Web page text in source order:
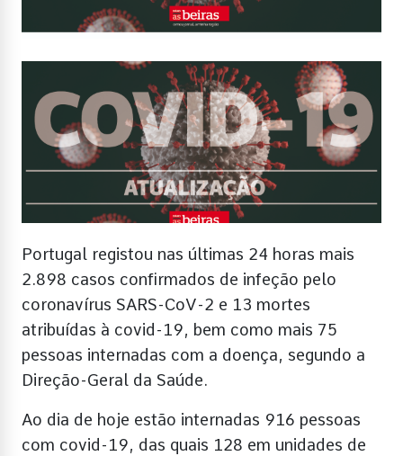
Portugal registou nas últimas 24 horas mais
2.898 casos confirmados de infeção pelo
coronavírus SARS-CoV-2 e 13 mortes
atribuídas à covid-19, bem como mais 75
pessoas internadas com a doença, segundo a
Direção-Geral da Saúde.
Ao dia de hoje estão internadas 916 pessoas
com covid-19, das quais 128 em unidades de